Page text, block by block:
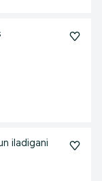
iladigani